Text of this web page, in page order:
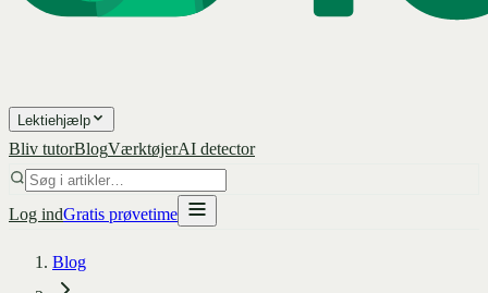
Lektiehjælp
Bliv tutorBlogVærktøjerAI detector
Log indGratis prøvetime
Blog